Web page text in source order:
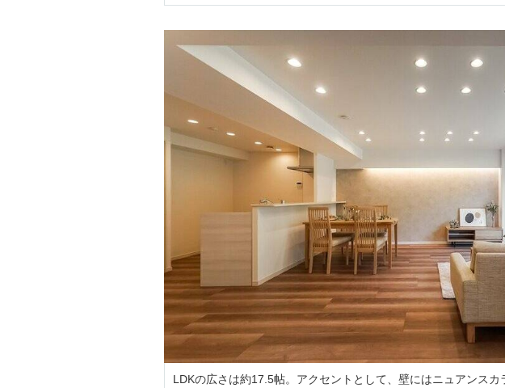
LDKの広さは約17.5帖。アクセントとして、壁にはニュアンス